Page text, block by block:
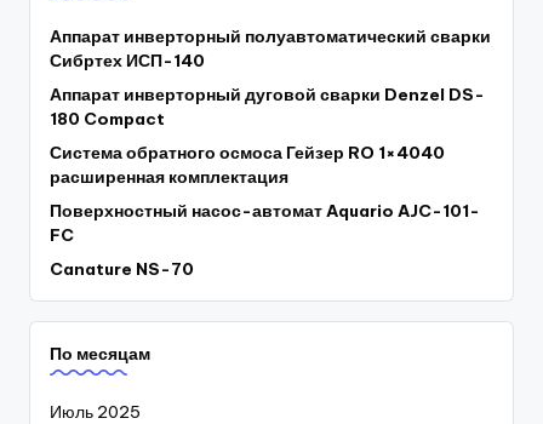
Аппарат инверторный полуавтоматический сварки
Сибртех ИСП-140
Аппарат инверторный дуговой сварки Denzel DS-
180 Compact
Система обратного осмоса Гейзер RO 1×4040
расширенная комплектация
Поверхностный насос-автомат Aquario AJC-101-
FC
Canature NS-70
По месяцам
Июль 2025